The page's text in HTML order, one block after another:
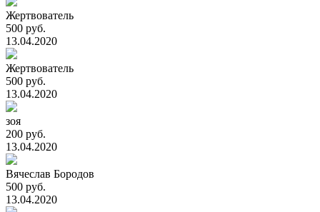
Жертвователь
500 руб.
13.04.2020
Жертвователь
500 руб.
13.04.2020
зоя
200 руб.
13.04.2020
Вячеслав Бородов
500 руб.
13.04.2020